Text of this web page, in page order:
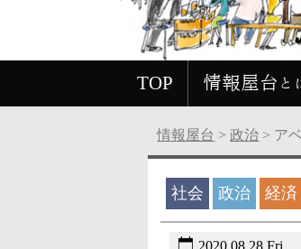
TOP 情報屋台と
情報屋台 >政治 > ア
社会 政治 経済
2020.08.28 Fri